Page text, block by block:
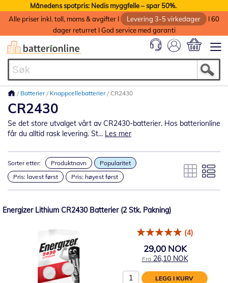
Månedens spotpris: Nedis myggfelle – spar 50%.
Alle priser inkl. toll, moms & avgifter I
Levering 3-5 virkedager
I 60
dager returret I God service med garanti
Batterier Knappcellebatterier CR2430
CR2430
Se det store utvalget vårt av CR2430-batterier. Hos batterionline
får du alltid rask levering. St... Les mer
Sorter etter: Produktnavn
Popularitet
Pris: lavest først
Pris: høyest først
Energizer Lithium CR2430 Batterier (2 Stk. Pakning)
(4)
29,00 NOK
Fra 26,10 NOK
LEGG I KURV